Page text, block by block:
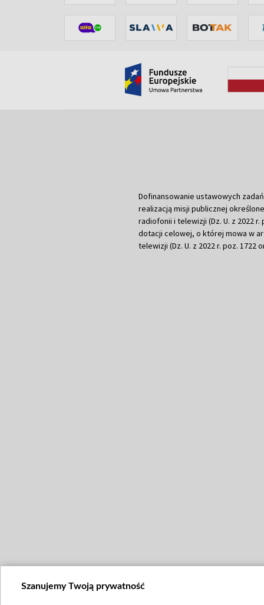
Dofinansowanie ustawowych
realizacją misji publicznej
radiofonii i telewizji (Dz. U. z 2022
dotacji celowej, o której mowa w
telewizji (Dz. U. z 2022 r. poz. 1722
Szanujemy Twoją prywatność